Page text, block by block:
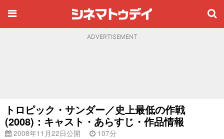
ADVERTISEMENT
トロピック・サンダー／史上最低の作戦
(2008)：キャスト・あらすじ・作品情報
2008年11月22日公開 107分